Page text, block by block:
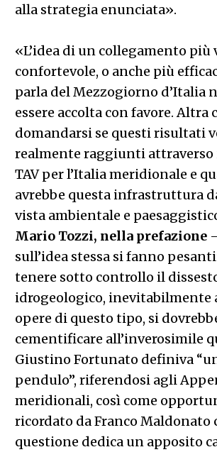
alla strategia enunciata».
«L’idea di un collegamento più
confortevole, o anche più
parla del Mezzogiorno d’Italia
essere accolta con favore. Altra
domandarsi se questi risultati
realmente raggiunti
TAV per l’Italia meridionale e
avrebbe questa infrastruttura
vista ambientale e
Mario Tozzi, nella prefazione
sull’idea stessa si fanno
tenere sotto controllo il
idrogeologico, inevitabilmente
opere di questo tipo, si
cementificare all’inverosimile
Giustino Fortunato definiva
pendulo”, riferendosi agli
meridionali, così come
ricordato da Franco Maldonato
questione dedica un apposito